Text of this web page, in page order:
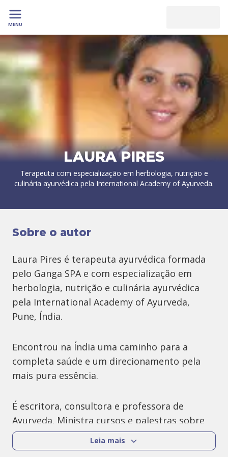
MENU
LAURA PIRES
Terapeuta com especialização em herbologia, nutrição e
culinária ayurvédica pela International Academy of Ayurveda.
Sobre o autor
Laura Pires é terapeuta ayurvédica formada
pelo Ganga SPA e com especialização em
herbologia, nutrição e culinária ayurvédica
pela International Academy of Ayurveda,
Pune, Índia.
Encontrou na Índia uma caminho para a
completa saúde e um direcionamento pela
mais pura essência.
É escritora, consultora e professora de
Ayurveda. Ministra cursos e palestras sobre
esta ciencia milenar e profunda por todo o
Brasil.
Leia mais